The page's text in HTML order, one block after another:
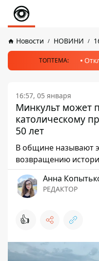
Новости НОВИНИ
ТОПТЕМА:
16:57, 05 января
Минкульт может
католическому
50 лет
В общине называют
возвращению
Анна
РЕДАКТОР
👍